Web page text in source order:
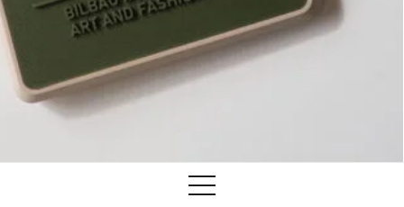
info@biaaf.comInstagramTwitterTikTok
Privacidad